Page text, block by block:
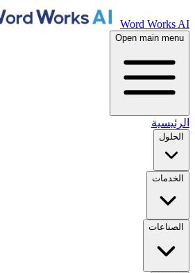
Word Works AI
Open main menu
الرئيسية
الحلول
الخدمات
الصناعات